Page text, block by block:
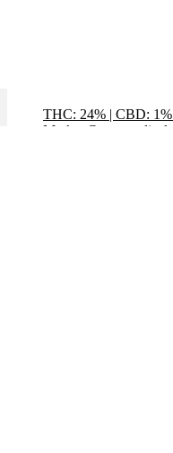
THC: 24% | CBD: 1%
Marke: Cannamedical